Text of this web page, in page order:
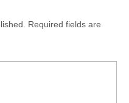
Required fields are